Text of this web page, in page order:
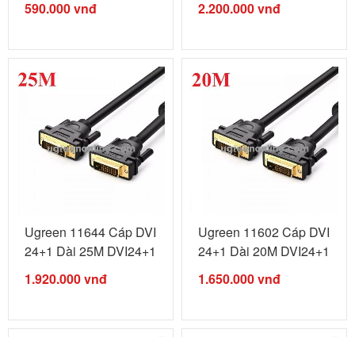
590.000vnđ 2.200.000vnđ
Ugreen 11644 Cáp DVI
24+1 Dài 25M DVI24+1
male ...
1.920.000vnđ
Ugreen 11602 Cáp DVI
24+1 Dài 20M DVI24+1
male ...
1.650.000vnđ